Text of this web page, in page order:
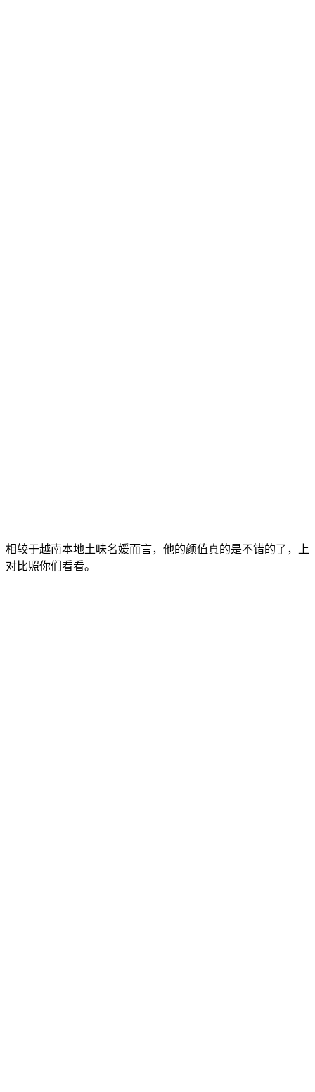
相较于越南本地土味名媛而言，他的颜值真的是不错的了，上
对比照你们看看。